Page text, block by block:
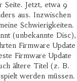
Seite. Jetzt, etwa 9
aus. Inzwischen
Schwierigkeiten.
(unbekannte Disc),
Firmware Update
Firmware Update
ältere Titel (z. B.
werden müssen.